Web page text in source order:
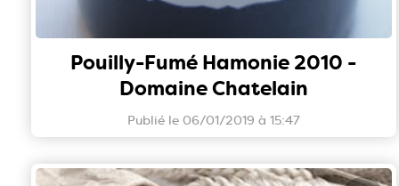
Pouilly-Fumé Hamonie 2010 -
Domaine Chatelain
Publié le 06/01/2019 à 15:47